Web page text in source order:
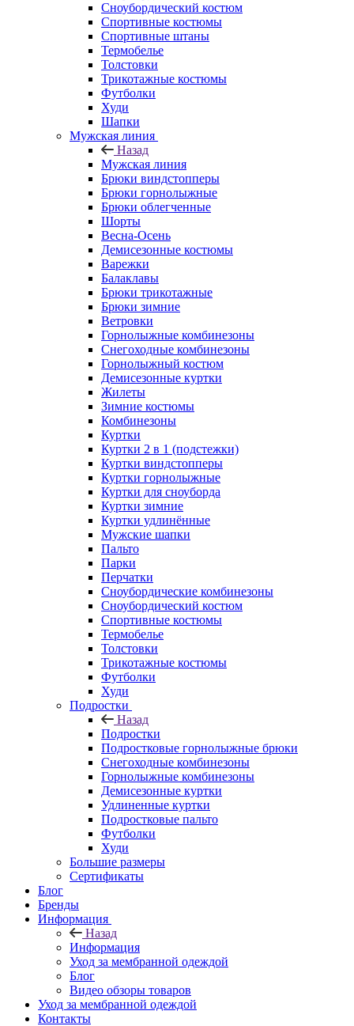
Сноубордический костюм
Спортивные костюмы
Спортивные штаны
Термобелье
Толстовки
Трикотажные костюмы
Футболки
Худи
Шапки
Мужская линия
Назад
Мужская линия
Брюки виндстопперы
Брюки горнолыжные
Брюки облегченные
Шорты
Весна-Осень
Демисезонные костюмы
Варежки
Балаклавы
Брюки трикотажные
Брюки зимние
Ветровки
Горнолыжные комбинезоны
Снегоходные комбинезоны
Горнолыжный костюм
Демисезонные куртки
Жилеты
Зимние костюмы
Комбинезоны
Куртки
Куртки 2 в 1 (подстежки)
Куртки виндстопперы
Куртки горнолыжные
Куртки для сноуборда
Куртки зимние
Куртки удлинённые
Мужские шапки
Пальто
Парки
Перчатки
Сноубордические комбинезоны
Сноубордический костюм
Спортивные костюмы
Термобелье
Толстовки
Трикотажные костюмы
Футболки
Худи
Подростки
Назад
Подростки
Подростковые горнолыжные брюки
Снегоходные комбинезоны
Горнолыжные комбинезоны
Демисезонные куртки
Удлиненные куртки
Подростковые пальто
Футболки
Худи
Большие размеры
Сертификаты
Блог
Бренды
Информация
Назад
Информация
Уход за мембранной одеждой
Блог
Видео обзоры товаров
Уход за мембранной одеждой
Контакты